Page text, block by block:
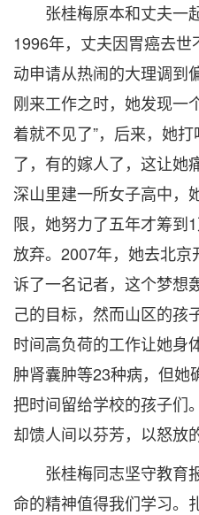
张桂梅原本和丈夫一起
1996年，丈夫因胃癌去
动申请从热闹的大理调到
刚来工作之时，她发现一
着就不见了”，后来，她
了，有的嫁人了，这让她
深山里建一所女子高中，
限，她努力了五年才筹到
放弃。2007年，她去北
诉了一名记者，这个梦想
己的目标，然而山区的孩
时间高负荷的工作让她身
肿肾囊肿等23种病，但她
把时间留给学校的孩子们
却馈人间以芬芳，以怒放
张桂梅同志坚守教育
命的精神值得我们学习。